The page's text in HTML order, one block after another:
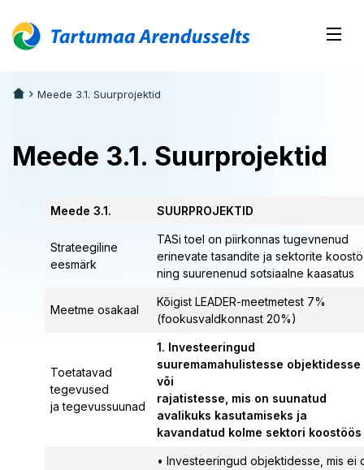
Meede 3.1. Suurprojektid
Meede 3.1. Suurprojektid
Meede 3.1. SUURPROJEKTID
Strateegiline
eesmärk
TASi toel on piirkonnas tugevnenud
erinevate tasandite ja sektorite
ning suurenenud sotsiaalne kaasatus
Meetme osakaal
Kõigist LEADER-meetmetest 7%
(fookusvaldkonnast 20%)
Toetatavad
tegevused
ja tegevussuunad
1. Investeeringud
suuremamahulistesse objektidesse
või
rajatistesse, mis on suunatud
avalikuks kasutamiseks ja
kavandatud kolme sektori koostöös
• Investeeringud objektidesse, mis ei